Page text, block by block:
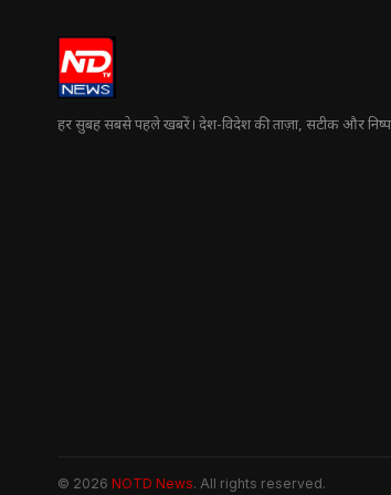
हर सुबह सबसे पहले खबरें। देश-विदेश की ताज़ा, सटीक और
© 2026 NOTD News. All rights reserved.